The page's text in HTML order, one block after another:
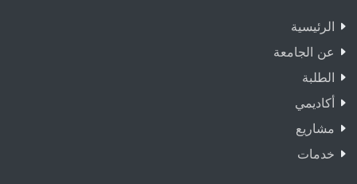
الرئيسية
عن الجامعة
الطلبة
أكاديمي
مشاريع
خدمات